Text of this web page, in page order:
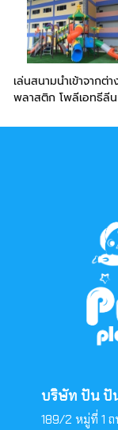
เล่นสนามนำเข้าจากต่
พลาสติก โพลีเอทธีลีน
บริษัท ปัน ปั
189/2 หมู่ที่ 1